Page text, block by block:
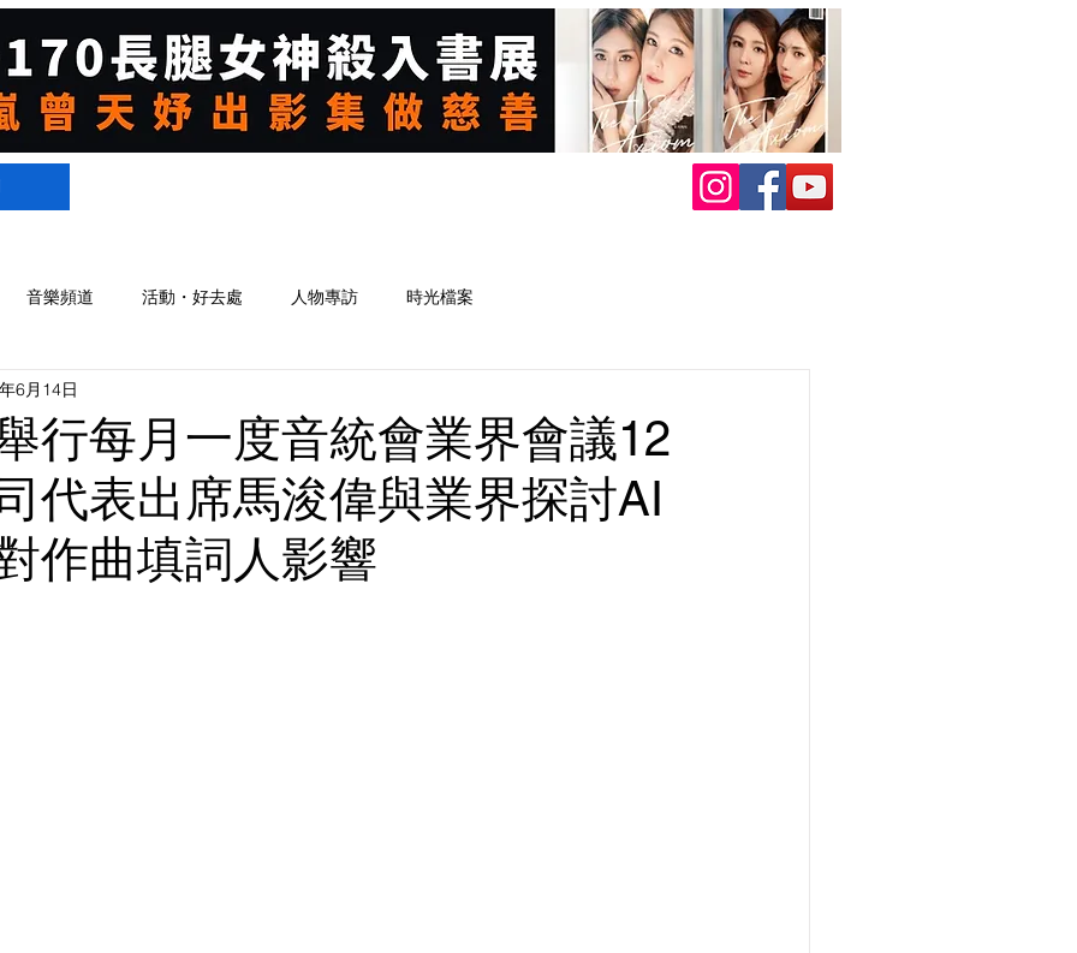
音樂頻道 活動・好去處 人物專訪 時光檔案
行每月一度音統會業界會議12
代表出席馬浚偉與業界探討AI
作曲填詞人影響
6月14日